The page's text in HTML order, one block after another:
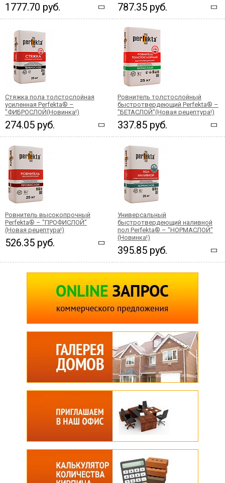
1777.70 руб. 787.35 руб.
Стяжка пола толстослойная
усиленная Perfekta® –
"ФИБРОСЛОЙ(Новинка!)
274.05 руб.
Ровнитель толстослойный
быстротвердеющий Perfekta® –
"БЕТАСЛОЙ"(Новая рецептура!)
337.85 руб.
Ровнитель высокопрочный
Perfekta® – "ПРОФИСЛОЙ"
(Новая рецептура!)
526.35 руб.
Универсальный
быстротвердеющий наливной
пол Perfekta® – "НОРМАСЛОЙ"
(Новинка!)
395.85 руб.